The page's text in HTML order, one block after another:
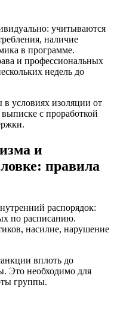
учитываются
наличие
в программе.
и профессиональных
недель до
условиях изоляции от
с проработкой
и
правила
распорядок:
по расписанию.
насилие, нарушение
вплоть до
Это необходимо для
группы.